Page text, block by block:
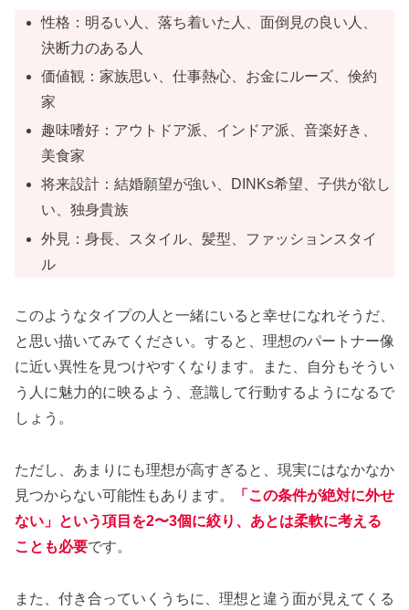
性格：明るい人、落ち着いた人、面倒見の良い人、
決断力のある人
価値観：家族思い、仕事熱心、お金にルーズ、倹約
家
趣味嗜好：アウトドア派、インドア派、音楽好き、
美食家
将来設計：結婚願望が強い、DINKs希望、子供が欲し
い、独身貴族
外見：身長、スタイル、髪型、ファッションスタイ
ル
このようなタイプの人と一緒にいると幸せになれそうだ、
と思い描いてみてください。すると、理想のパートナー像
に近い異性を見つけやすくなります。また、自分もそうい
う人に魅力的に映るよう、意識して行動するようになるで
しょう。
ただし、あまりにも理想が高すぎると、現実にはなかなか
見つからない可能性もあります。
「この条件が絶対に外せ
ない」という項目を2〜3個に絞り、あとは柔軟に考える
ことも必要です。
また、付き合っていくうちに、理想と違う面が見えてくる